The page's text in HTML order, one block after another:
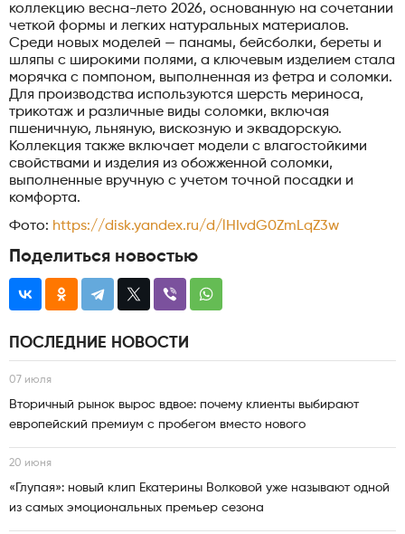
коллекцию весна-лето 2026, основанную на сочетании
четкой формы и легких натуральных материалов.
Среди новых моделей — панамы, бейсболки, береты и
шляпы с широкими полями, а ключевым изделием стала
морячка с помпоном, выполненная из фетра и соломки.
Для производства используются шерсть мериноса,
трикотаж и различные виды соломки, включая
пшеничную, льняную, вискозную и эквадорскую.
Коллекция также включает модели с влагостойкими
свойствами и изделия из обожженной соломки,
выполненные вручную с учетом точной посадки и
комфорта.
Фото: https://disk.yandex.ru/d/lHIvdG0ZmLqZ3w
Поделиться новостью
ПОСЛЕДНИЕ НОВОСТИ
07 июля
Вторичный рынок вырос вдвое: почему клиенты выбирают
европейский премиум с пробегом вместо нового
20 июня
«Глупая»: новый клип Екатерины Волковой уже называют одной
из самых эмоциональных премьер сезона